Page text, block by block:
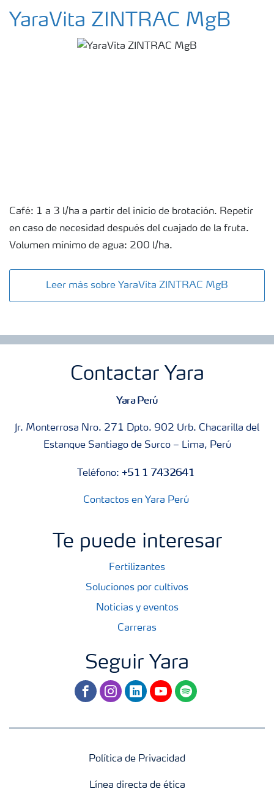
YaraVita ZINTRAC MgB
Café: 1 a 3 l/ha a partir del inicio de brotación. Repetir
en caso de necesidad después del cuajado de la fruta.
Volumen mínimo de agua: 200 l/ha.
Leer más sobre YaraVita ZINTRAC MgB
Contactar Yara
Yara Perú
Jr. Monterrosa Nro. 271 Dpto. 902 Urb. Chacarilla del
Estanque Santiago de Surco – Lima, Perú
Teléfono:+51 1 7432641
Contactos en Yara Perú
Te puede interesar
Fertilizantes
Soluciones por cultivos
Noticias y eventos
Carreras
Seguir Yara
facebookinstagram
linkedinyoutubespotify
Política de Privacidad
Línea directa de ética